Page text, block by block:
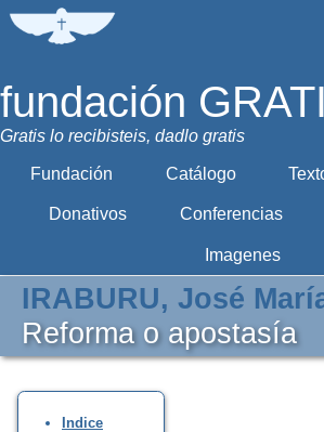
fundación
Gratis lo recibisteis, dadlo gratis
Fundación Catálogo
Donativos Conferencias
Imagenes
IRABURU, José
Reforma o apostasía
Indice